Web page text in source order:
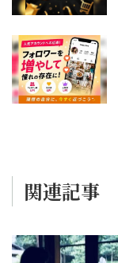
関連記事